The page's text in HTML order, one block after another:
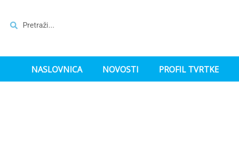
NASLOVNICA NOVOSTI PROFIL TVRTKE